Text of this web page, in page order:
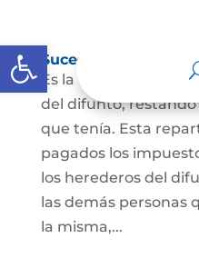
Abrir barra de
Sucesión de bienes
Es la que se hace
del difunto, restando
que tenía. Esta
pagados los
los herederos del
las demás personas
la misma,...